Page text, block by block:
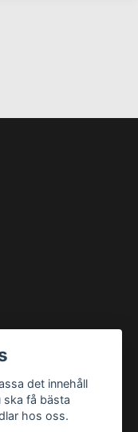
det innehåll
få bästa
hos oss.